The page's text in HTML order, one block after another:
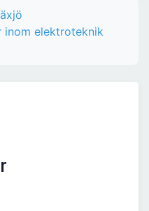
inom elektroteknik